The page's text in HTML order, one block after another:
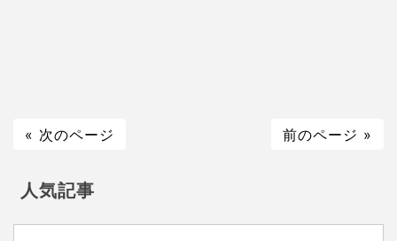
« 次のページ 前のページ »
人気記事